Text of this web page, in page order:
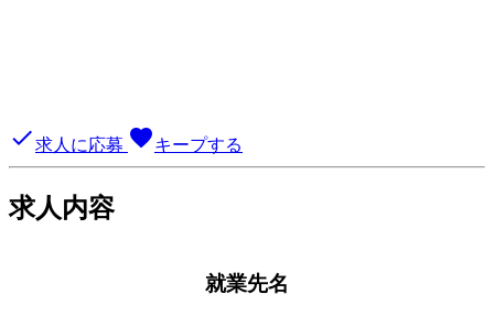
done求人に応募 favoriteキープする
求人内容
就業先名